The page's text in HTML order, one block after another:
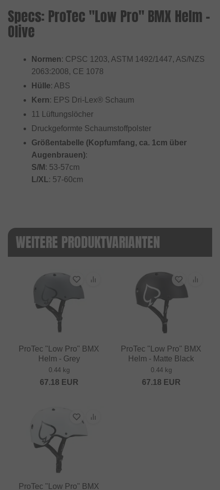
Specs: ProTec "Low Pro" BMX Helm -
Olive
Normen: CPSC 1203, ASTM 1492/1447, AS/NZS
2063:2008, CE 1078
Hülle: ABS
Kern: EPS Dri-Lex® Schaum
11 Lüftungslöcher
Druckgeformte Schaumstoffpolster
Größentabelle (Kopfumfang, ca. 1cm über
Augenbrauen):
S/M : 53-57cm
L/XL: 57-60cm
WEITERE PRODUKTVARIANTEN
ProTec "Low Pro" BMX
Helm - Grey
0.44 kg
67.18 EUR
ProTec "Low Pro" BMX
Helm - Matte Black
0.44 kg
67.18 EUR
ProTec "Low Pro" BMX